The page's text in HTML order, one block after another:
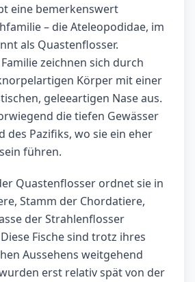
eine bemerkenswert
– die Ateleopodidae, im
als Quastenflosser.
zeichnen sich durch
Körper mit einer
geleeartigen Nase aus.
die tiefen Gewässer
des Pazifiks, wo sie ein eher
führen.
Quastenflosser ordnet sie in
Stamm der Chordatiere,
der Strahlenflosser
Fische sind trotz ihres
Aussehens weitgehend
erst relativ spät von der